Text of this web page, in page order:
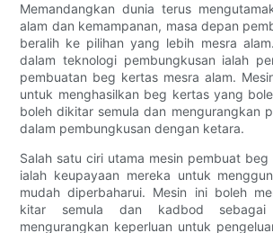
Memandangkan dunia terus
alam dan kemampanan, masa depan
beralih ke pilihan yang lebih mesra
dalam teknologi pembungkusan ialah
pembuatan beg kertas mesra alam.
untuk menghasilkan beg kertas yang
boleh dikitar semula dan mengurangkan
dalam pembungkusan dengan ketara.
Salah satu ciri utama mesin pembuat beg
ialah keupayaan mereka untuk
mudah diperbaharui. Mesin ini boleh
kitar semula dan kadbod sebagai
mengurangkan keperluan untuk